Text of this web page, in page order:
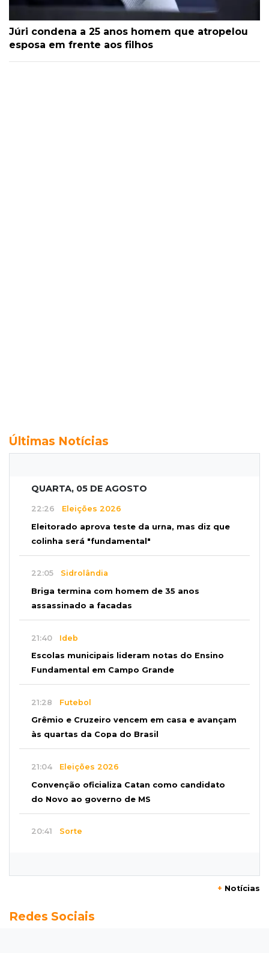
Júri condena a 25 anos homem que atropelou
esposa em frente aos filhos
Últimas Notícias
QUARTA, 05 DE AGOSTO
22:26 Eleições 2026
Eleitorado aprova teste da urna, mas diz que
colinha será "fundamental"
22:05 Sidrolândia
Briga termina com homem de 35 anos
assassinado a facadas
21:40 Ideb
Escolas municipais lideram notas do Ensino
Fundamental em Campo Grande
21:28 Futebol
Grêmio e Cruzeiro vencem em casa e avançam
às quartas da Copa do Brasil
21:04 Eleições 2026
Convenção oficializa Catan como candidato
do Novo ao governo de MS
20:41 Sorte
Com 11 gatos, morador pede fim do abandono
+ Notícias
Redes Sociais